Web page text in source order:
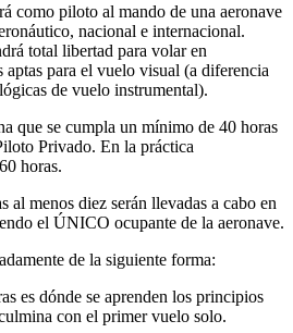
como piloto al mando de una aeronave
nacional e internacional.
total libertad para volar en
para el vuelo visual (a diferencia
de vuelo instrumental).
que se cumpla un mínimo de 40 horas
Privado. En la práctica
horas.
al menos diez serán llevadas a cabo en
el ÚNICO ocupante de la aeronave.
de la siguiente forma:
es dónde se aprenden los principios
con el primer vuelo solo.